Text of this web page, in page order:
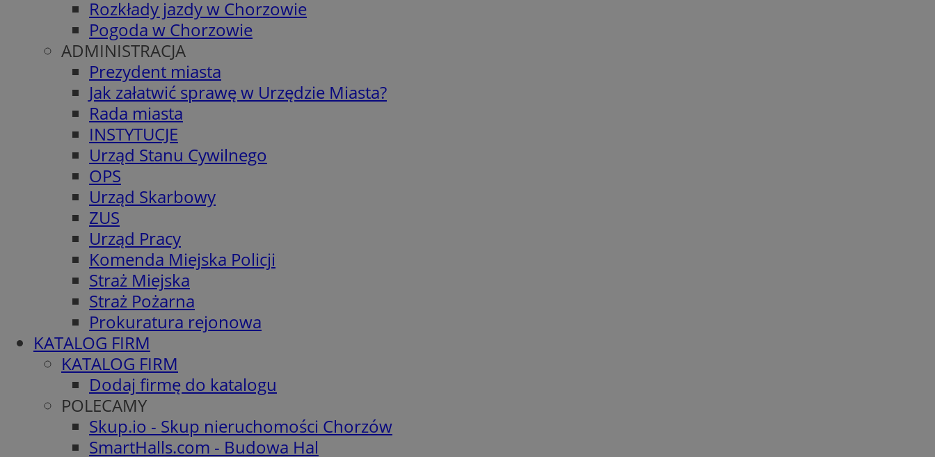
Rozkłady jazdy w Chorzowie
Pogoda w Chorzowie
ADMINISTRACJA
Prezydent miasta
Jak załatwić sprawę w Urzędzie Miasta?
Rada miasta
INSTYTUCJE
Urząd Stanu Cywilnego
OPS
Urząd Skarbowy
ZUS
Urząd Pracy
Komenda Miejska Policji
Straż Miejska
Straż Pożarna
Prokuratura rejonowa
KATALOG FIRM
KATALOG FIRM
Dodaj firmę do katalogu
POLECAMY
Skup.io - Skup nieruchomości Chorzów
SmartHalls.com - Budowa Hal